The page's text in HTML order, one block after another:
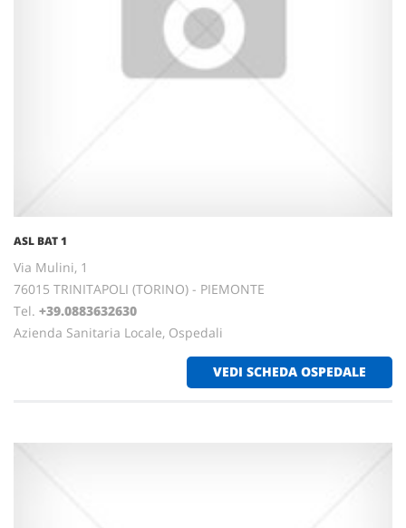
ASL BAT 1
Via Mulini, 1
76015 TRINITAPOLI (TORINO) - PIEMONTE
Tel. +39.0883632630
Azienda Sanitaria Locale, Ospedali
VEDI SCHEDA OSPEDALE